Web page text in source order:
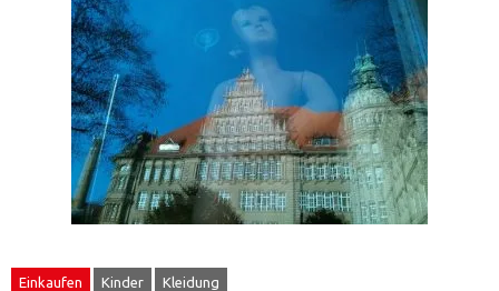
Einkaufen Kinder Kleidung